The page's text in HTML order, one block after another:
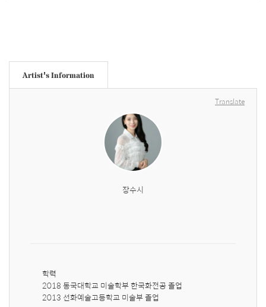
Artist's Information
Translate
장수시
학력
2018 동국대학교 미술학부 한국화전공 졸업
2013 선화예술고등학교 미술부 졸업